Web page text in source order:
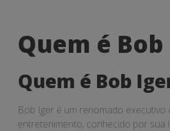
Quem
é
Bob
Iger?
Quem é
Quem é Bob
Bob Iger é um renomado executivo
entretenimento, conhecido por sua